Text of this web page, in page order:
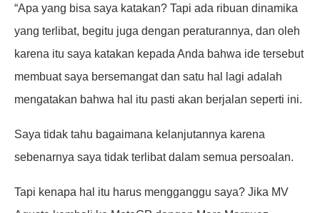
“Apa yang bisa saya katakan? Tapi ada ribuan dinamika
yang terlibat, begitu juga dengan peraturannya, dan oleh
karena itu saya katakan kepada Anda bahwa ide tersebut
membuat saya bersemangat dan satu hal lagi adalah
mengatakan bahwa hal itu pasti akan berjalan seperti ini.
Saya tidak tahu bagaimana kelanjutannya karena
sebenarnya saya tidak terlibat dalam semua persoalan.
Tapi kenapa hal itu harus mengganggu saya? Jika MV